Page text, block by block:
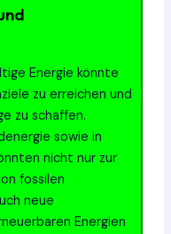
Energie könnte
zu erreichen und
zu schaffen.
sowie in
nicht nur zur
fossilen
neue
Energien